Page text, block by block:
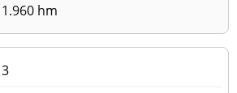
1.960 hm
3